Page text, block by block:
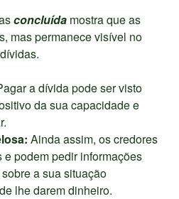
concluída mostra que as
mas permanece visível no
a dívida pode ser visto
da sua capacidade e
Ainda assim, os credores
e podem pedir informações
a sua situação
lhe darem dinheiro.